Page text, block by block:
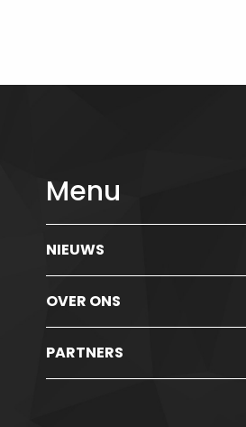
Menu
NIEUWS
OVER ONS
PARTNERS